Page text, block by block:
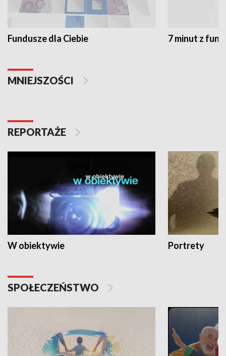
Fundusze dla Ciebie 7 minut z
MNIEJSZOŚCI
REPORTAŻE
W obiektywie Portrety
SPOŁECZEŃSTWO